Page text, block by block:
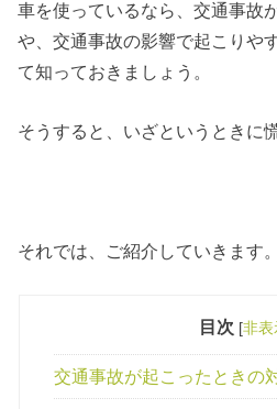
車を使っているなら、交通事故
や、交通事故の影響で起こりや
て知っておきましょう。
そうすると、いざというときに
それでは、ご紹介していきます。
目次 [非表
交通事故が起こったときの